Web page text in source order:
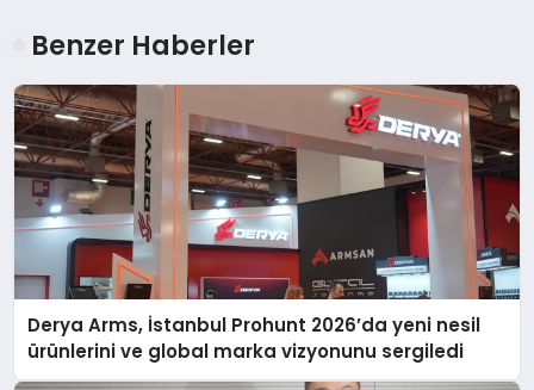
Benzer Haberler
Derya Arms, İstanbul Prohunt 2026’da yeni nesil
ürünlerini ve global marka vizyonunu sergiledi